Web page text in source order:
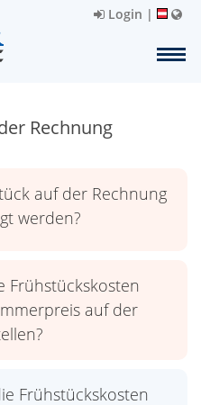
Login |
Rechnung
auf der Rechnung
werden?
Frühstückskosten
auf der
Frühstückskosten